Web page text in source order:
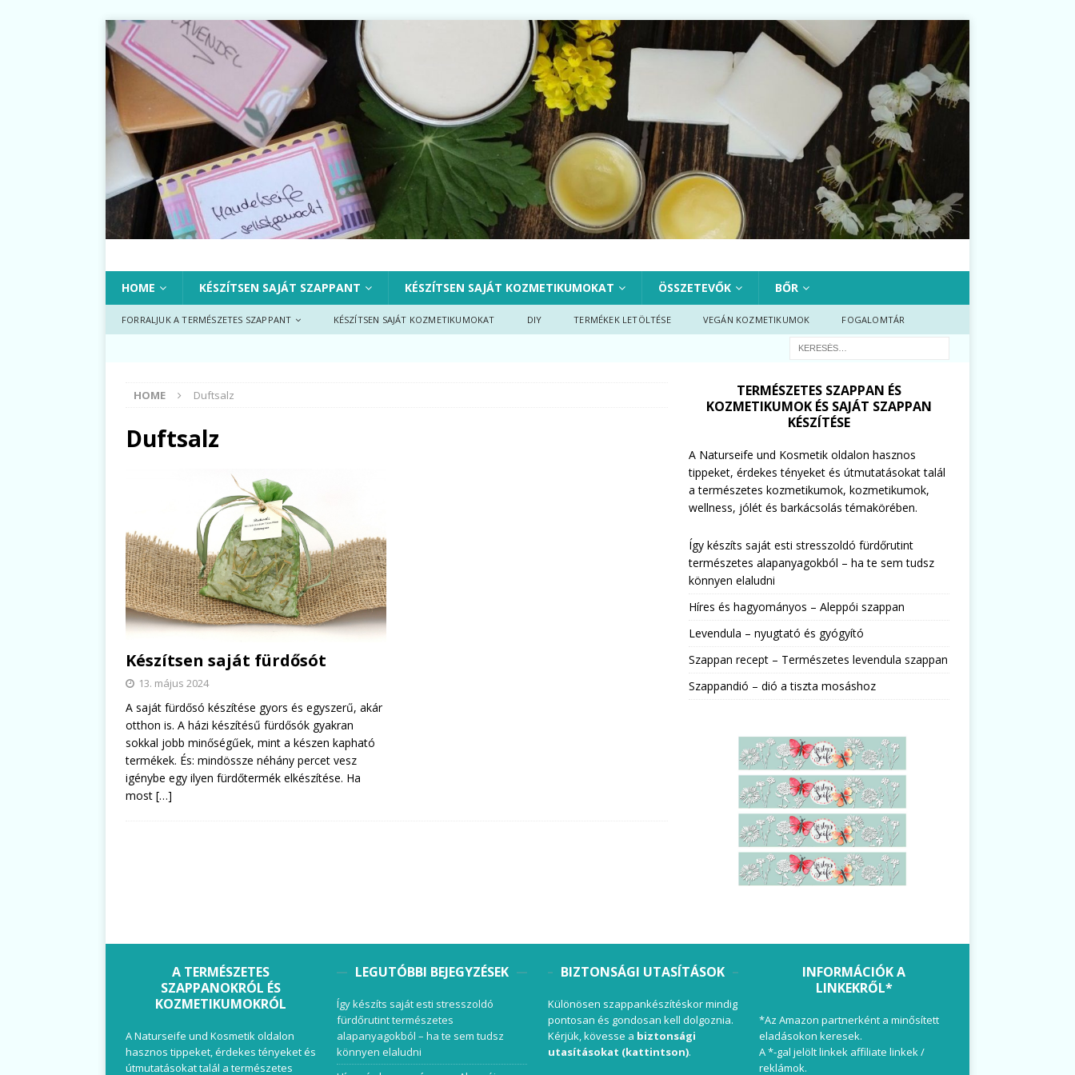
HOME KÉSZÍTSEN SAJÁT SZAPPANT KÉSZÍTSEN SAJÁT KOZMETIKUMOKAT ÖSSZETEVŐK BŐR
FORRALJUK A TERMÉSZETES SZAPPANT KÉSZÍTSEN SAJÁT KOZMETIKUMOKAT DIY TERMÉKEK LETÖLTÉSE VEGÁN KOZMETIKUMOK FOGALOMTÁR
HOME Duftsalz
Duftsalz
Készítsen saját fürdősót
13. május 2024
A saját fürdősó készítése gyors és egyszerű, akár
otthon is. A házi készítésű fürdősók gyakran
sokkal jobb minőségűek, mint a készen kapható
termékek. És: mindössze néhány percet vesz
igénybe egy ilyen fürdőtermék elkészítése. Ha
most […]
TERMÉSZETES SZAPPAN ÉS
KOZMETIKUMOK ÉS SAJÁT SZAPPAN
KÉSZÍTÉSE
A Naturseife und Kosmetik oldalon hasznos
tippeket, érdekes tényeket és útmutatásokat talál
a természetes kozmetikumok, kozmetikumok,
wellness, jólét és barkácsolás témakörében.
Így készíts saját esti stresszoldó fürdőrutint
természetes alapanyagokból – ha te sem tudsz
könnyen elaludni
Híres és hagyományos – Aleppói szappan
Levendula – nyugtató és gyógyító
Szappan recept – Természetes levendula szappan
Szappandió – dió a tiszta mosáshoz
A TERMÉSZETES
SZAPPANOKRÓL ÉS
KOZMETIKUMOKRÓL
A Naturseife und Kosmetik oldalon
hasznos tippeket, érdekes tényeket és
útmutatásokat talál a természetes
LEGUTÓBBI BEJEGYZÉSEK
Így készíts saját esti stresszoldó
fürdőrutint természetes
alapanyagokból – ha te sem tudsz
könnyen elaludni
BIZTONSÁGI UTASÍTÁSOK
Különösen szappankészítéskor mindig
pontosan és gondosan kell dolgoznia.
Kérjük, kövesse a biztonsági
utasításokat (kattintson).
INFORMÁCIÓK A
LINKEKRŐL*
*Az Amazon partnerként a minősített
eladásokon keresek.
A *-gal jelölt linkek affiliate linkek /
reklámok.